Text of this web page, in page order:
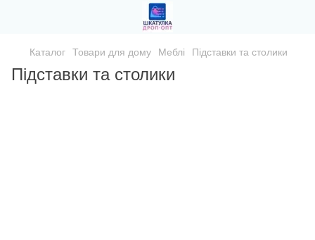
Каталог Товари для дому Меблі Підставки та столики
Підставки та столики